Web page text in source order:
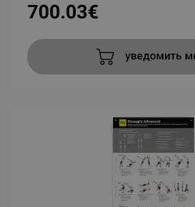
700.03€
уведомить